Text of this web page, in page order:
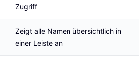
Zugriff
Zeigt alle Namen übersichtlich in
einer Leiste an